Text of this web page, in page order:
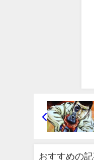
おすすめの